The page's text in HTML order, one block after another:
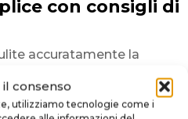
il consenso
utilizziamo tecnologie come i
con consigli di
accuratamente la
di grasso o residui
l’adesione.